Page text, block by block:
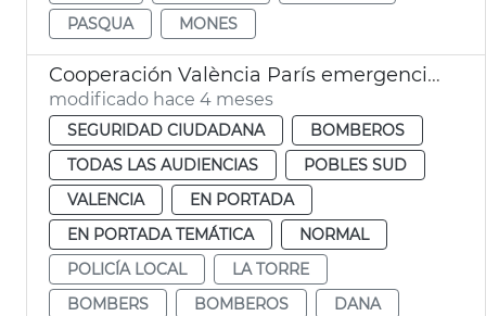
PASQUA
MONES
Cooperación València París emergencias dana
modificado hace 4 meses
SEGURIDAD CIUDADANA
BOMBEROS
TODAS LAS AUDIENCIAS
POBLES SUD
VALENCIA
EN PORTADA
EN PORTADA TEMÁTICA
NORMAL
POLICÍA LOCAL
LA TORRE
BOMBERS
BOMBEROS DANA